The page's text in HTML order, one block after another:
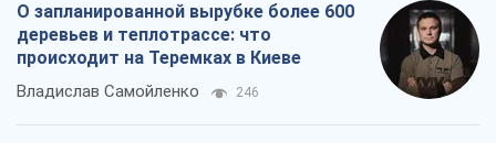
О запланированной вырубке более 600
деревьев и теплотрассе: что
происходит на Теремках в Киеве
Владислав Самойленко 246